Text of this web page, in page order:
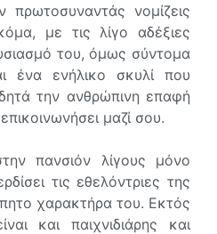
πρωτοσυναντάς νομίζεις
με τις λίγο αδέξιες
του, όμως σύντομα
ένα ενήλικο σκυλί που
την ανθρώπινη επαφή
μαζί σου.
πανσιόν λίγους μόνο
τις εθελόντριες της
χαρακτήρα του. Εκτός
και παιχνιδιάρης και